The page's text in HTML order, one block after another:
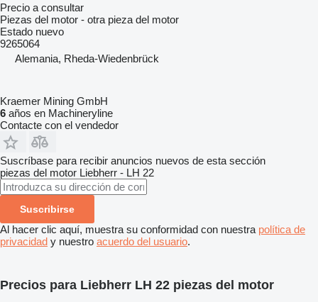
Precio a consultar
Piezas del motor - otra pieza del motor
Estado nuevo
9265064
Alemania, Rheda-Wiedenbrück
Kraemer Mining GmbH
6 años en Machineryline
Contacte con el vendedor
Suscríbase para recibir anuncios nuevos de esta sección
piezas del motor Liebherr - LH 22
Suscribirse
Al hacer clic aquí, muestra su conformidad con nuestra política de
privacidad y nuestro acuerdo del usuario.
Precios para Liebherr LH 22 piezas del motor